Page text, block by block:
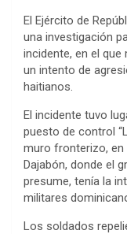
El Ejército de
una investigación
incidente, en el
un intento de
haitianos.
El incidente tuvo
puesto de control
muro fronterizo, en
Dajabón, donde el
presume, tenía la
militares
Los soldados